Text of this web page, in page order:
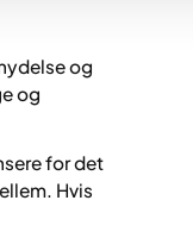
og
og
for det
Hvis